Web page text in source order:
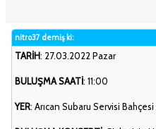
nitro37 demiş ki:
TARİH: 27.03.2022 Pazar
BULUŞMA SAATİ: 11:00
YER: Arıcan Subaru Servisi